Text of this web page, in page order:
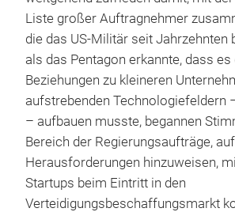
Liste großer Auftragnehmer
die das US-Militär seit Jahrzehnten
als das Pentagon erkannte, dass es
Beziehungen zu kleineren
aufstrebenden Technologiefeldern
– aufbauen musste, begannen
Bereich der Regierungsaufträge,
Herausforderungen hinzuweisen,
Startups beim Eintritt in den
Verteidigungsbeschaffungsmarkt